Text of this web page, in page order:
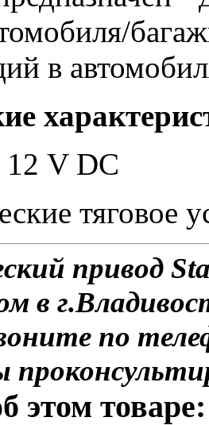
в
V DC
тяговое
привод
в
по
этом товаре: